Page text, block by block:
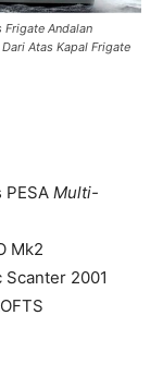
Frigate Andalan
Atas Kapal Frigate
Multi-
Mk2
2001